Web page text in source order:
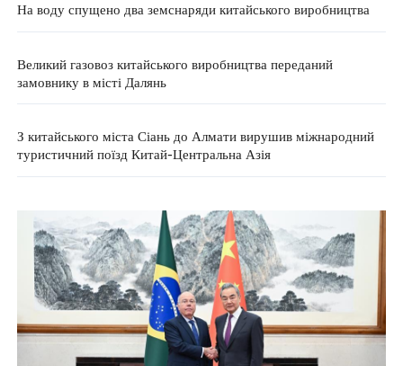
На воду спущено два земснаряди китайського виробництва
Великий газовоз китайського виробництва переданий
замовнику в місті Далянь
З китайського міста Сіань до Алмати вирушив міжнародний
туристичний поїзд Китай-Центральна Азія